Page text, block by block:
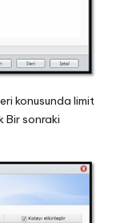
konusunda limit
Bir sonraki